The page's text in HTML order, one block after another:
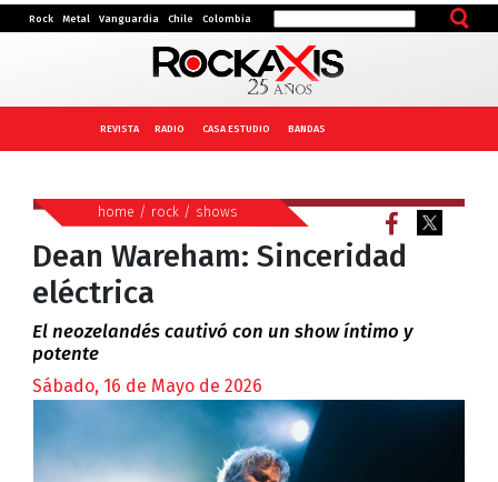
Rock Metal Vanguardia Chile Colombia
REVISTA RADIO CASA ESTUDIO BANDAS
home / rock/ shows
Dean Wareham: Sinceridad
eléctrica
El neozelandés cautivó con un show íntimo y
potente
Sábado, 16 de Mayo de 2026